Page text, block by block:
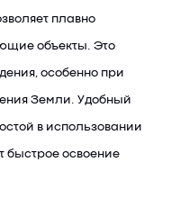
плавно
объекты. Это
особенно при
Земли. Удобный
в использовании
быстрое освоение